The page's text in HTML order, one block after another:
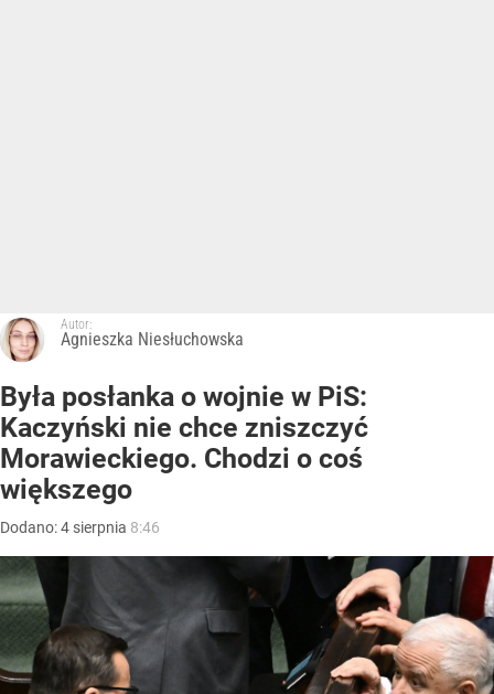
Autor:
Agnieszka Niesłuchowska
Była posłanka o wojnie w PiS:
Kaczyński nie chce zniszczyć
Morawieckiego. Chodzi o coś
większego
Dodano:4 sierpnia 8:46